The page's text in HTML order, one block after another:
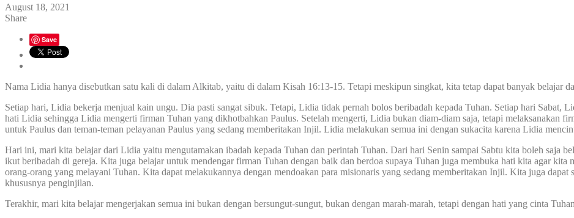
August 18, 2021
Share
Save
Nama Lidia hanya disebutkan satu kali di dalam Alkitab, yaitu di dalam Kisah 16:13-15. Tetapi meskipun singkat, kita tetap dapat banyak belajar
Setiap hari, Lidia bekerja menjual kain ungu. Dia pasti sangat sibuk. Tetapi, Lidia tidak pernah bolos beribadah kepada Tuhan. Setiap hari Sabat,
hati Lidia sehingga Lidia mengerti firman Tuhan yang dikhotbahkan Paulus. Setelah mengerti, Lidia bukan diam-diam saja, tetapi melaksanakan
untuk Paulus dan teman-teman pelayanan Paulus yang sedang memberitakan Injil. Lidia melakukan semua ini dengan sukacita karena Lidia
Hari ini, mari kita belajar dari Lidia yaitu mengutamakan ibadah kepada Tuhan dan perintah Tuhan. Dari hari Senin sampai Sabtu kita boleh saja
ikut beribadah di gereja. Kita juga belajar untuk mendengar firman Tuhan dengan baik dan berdoa supaya Tuhan juga membuka hati kita agar
orang-orang yang melayani Tuhan. Kita dapat melakukannya dengan mendoakan para misionaris yang sedang memberitakan Injil. Kita juga
khususnya penginjilan.
Terakhir, mari kita belajar mengerjakan semua ini bukan dengan bersungut-sungut, bukan dengan marah-marah, tetapi dengan hati yang cinta